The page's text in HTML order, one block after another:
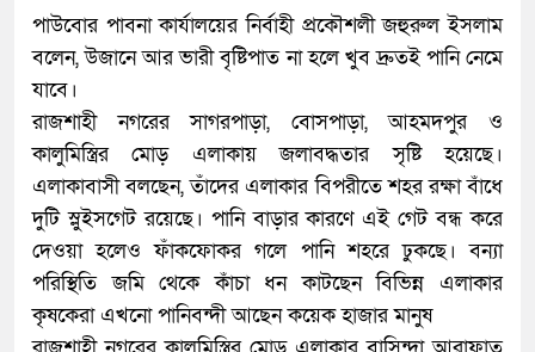
পাউবোর পাবনা কার্যালয়ের নির্বাহী প্রকৌশলী জহুরুল ইসলাম
বলেন, উজানে আর ভারী বৃষ্টিপাত না হলে খুব দ্রুতই পানি নেমে
যাবে।
রাজশাহী নগরের সাগরপাড়া, বোসপাড়া, আহমদপুর ও
কালুমিস্ত্রির মোড় এলাকায় জলাবদ্ধতার সৃষ্টি হয়েছে।
এলাকাবাসী বলছেন, তাঁদের এলাকার বিপরীতে শহর রক্ষা বাঁধে
দুটি স্লুইসগেট রয়েছে। পানি বাড়ার কারণে এই গেট বন্ধ করে
দেওয়া হলেও ফাঁকফোকর গলে পানি শহরে ঢুকছে। বন্যা
পরিস্থিতি জমি থেকে কাঁচা ধন কাটছেন বিভিন্ন এলাকার
কৃষকেরা এখনো পানিবন্দী আছেন কয়েক হাজার মানুষ